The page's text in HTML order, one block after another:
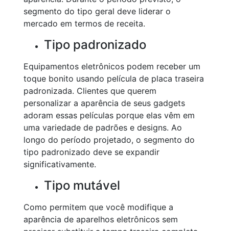
segmento do tipo geral deve liderar o
mercado em termos de receita.
Tipo padronizado
Equipamentos eletrônicos podem receber um
toque bonito usando película de placa traseira
padronizada. Clientes que querem
personalizar a aparência de seus gadgets
adoram essas películas porque elas vêm em
uma variedade de padrões e designs. Ao
longo do período projetado, o segmento do
tipo padronizado deve se expandir
significativamente.
Tipo mutável
Como permitem que você modifique a
aparência de aparelhos eletrônicos sem